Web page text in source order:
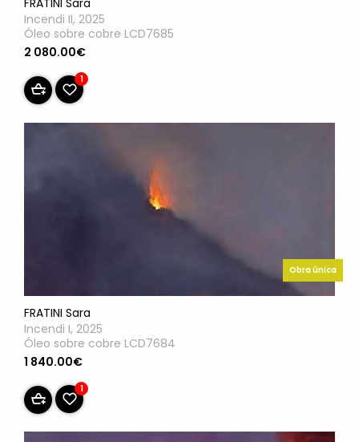
FRATINI Sara
Incendi II, 2025
Óleo sobre cobre LCD7685
2 080.00€
1
Obra única
FRATINI Sara
Incendi I, 2025
Óleo sobre cobre LCD7684
1 840.00€
1